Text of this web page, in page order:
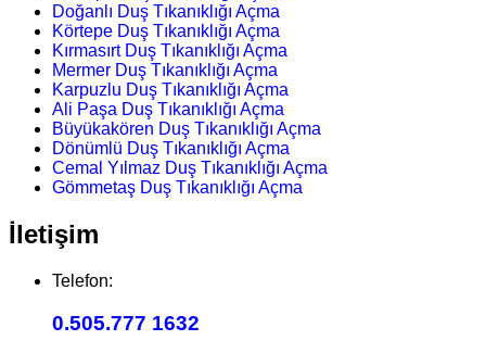
Doğanlı Duş Tıkanıklığı Açma
Körtepe Duş Tıkanıklığı Açma
Kırmasırt Duş Tıkanıklığı Açma
Mermer Duş Tıkanıklığı Açma
Karpuzlu Duş Tıkanıklığı Açma
Ali Paşa Duş Tıkanıklığı Açma
Büyükakören Duş Tıkanıklığı Açma
Dönümlü Duş Tıkanıklığı Açma
Cemal Yılmaz Duş Tıkanıklığı Açma
Gömmetaş Duş Tıkanıklığı Açma
İletişim
Telefon:
0.505.777 1632